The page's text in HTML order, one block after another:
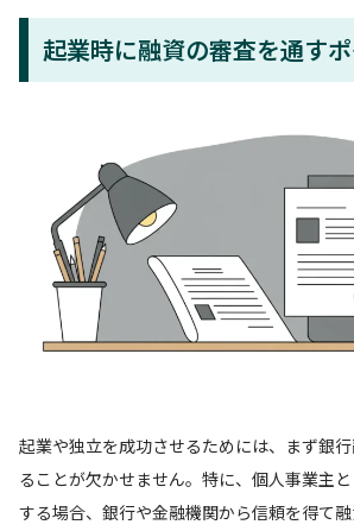
起業時に融資の審査を通す
起業や独立を成功させるためには、まず銀
ることが欠かせません。特に、個人事業主
する場合、銀行や金融機関から信頼を得て